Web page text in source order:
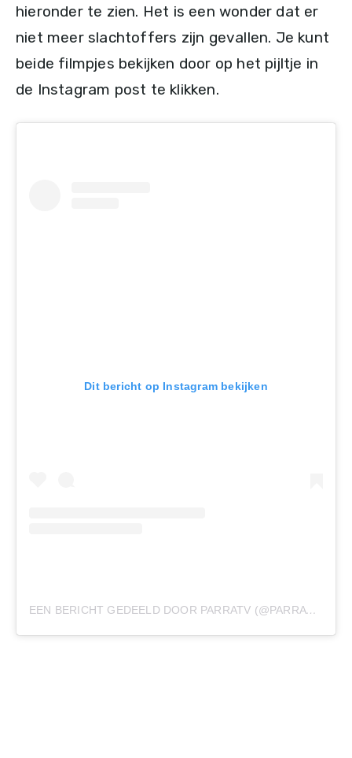
hieronder te zien. Het is een wonder dat er
niet meer slachtoffers zijn gevallen. Je kunt
beide filmpjes bekijken door op het pijltje in
de Instagram post te klikken.
Dit bericht op Instagram bekijken
EEN BERICHT GEDEELD DOOR PARRATV (@PARRATV)